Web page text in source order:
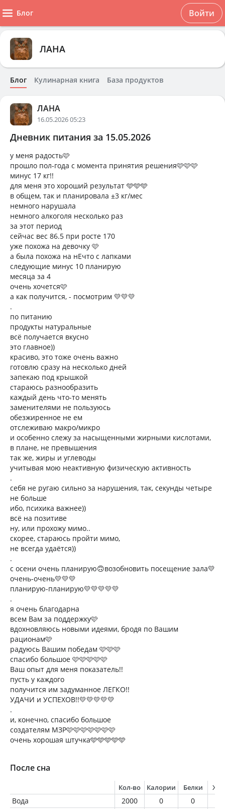
Блог Войти
ЛАНА
Блог Кулинарная книга База продуктов
ЛАНА
16.05.2026 05:23
Дневник питания за 15.05.2026
у меня радость🩷
прошло пол-года с момента принятия решения🩷🩷🩷
минус 17 кг!!
для меня это хороший результат 🩵🩵🩵
в общем, так и планировала ±3 кг/мес
немного нарушала
немного алкоголя несколько раз
за этот период
сейчас вес 86.5 при росте 170
уже похожа на девочку 🩷
а была похожа на нЕчто с лапками
следующие минус 10 планирую
месяца за 4
очень хочется🩷
а как получится, - посмотрим 💛💛💛
.
по питанию
продукты натуральные
всё получается вкусно
это главное))
красиво, это тоже очень важно
готовлю сразу на несколько дней
запекаю под крышкой
стараюсь разнообразить
каждый день что-то менять
заменителями не пользуюсь
обезжиренное не ем
отслеживаю макро/микро
и особенно слежу за насыщенными жирными кислотами,
в плане, не превышения
так же, жиры и углеводы
учитывая мою неактивную физическую активность
.
себя не ругаю сильно за нарушения, так, секунды четыре
не больше
ибо, психика важнее))
всё на позитиве
ну, или прохожу мимо..
скорее, стараюсь пройти мимо,
не всегда удаётся))
.
с осени очень планирую🙃возобновить посещение зала💛
очень-очень💛💛💛
планирую-планирую💛💛💛💛💛
.
я очень благодарна
всем Вам за поддержку🩷
вдохновляюсь новыми идеями, бродя по Вашим
рационам🩷
радуюсь Вашим победам 🩷🩷🩷
спасибо большое 🩷🩷🩷🩷🩷
Ваш опыт для меня показатель!!
пусть у каждого
получится им задуманное ЛЕГКО!!
УДАЧИ и УСПЕХОВ!!💛💛💛💛💛
.
и, конечно, спасибо большое
создателям МЗР🩷🩷🩷🩷🩷🩷🩷
очень хорошая штучка🩵🩵🩵🩵🩵
После сна
Кол-во Калории Белки
Вода 2000 0 0